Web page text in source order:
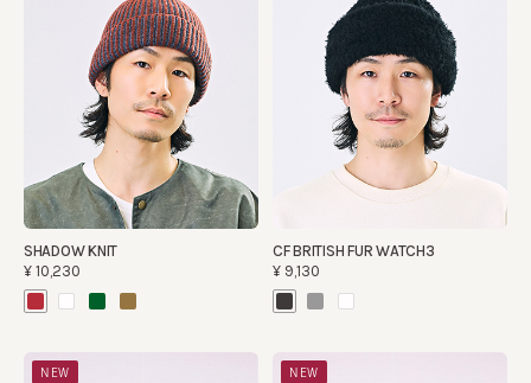
SHADOW KNIT
¥10,230
CF BRITISH FUR WATCH3
¥9,130
NEW NEW